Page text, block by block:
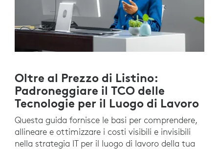
Oltre al Prezzo di Listino:
Padroneggiare il TCO delle
Tecnologie per il Luogo di Lavoro
Questa guida fornisce le basi per comprendere,
allineare e ottimizzare i costi visibili e invisibili
nella strategia IT per il luogo di lavoro della tua